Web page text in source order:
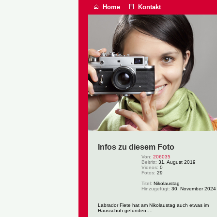
Home Kontakt
Infos zu diesem Foto
Von: 206035
Beitritt: 31. August 2019
Videos: 0
Fotos: 29
Titel: Nikolaustag
Hinzugefügt: 30. November 2024
Labrador Fiete hat am Nikolaustag auch etwas im
Hausschuh gefunden….